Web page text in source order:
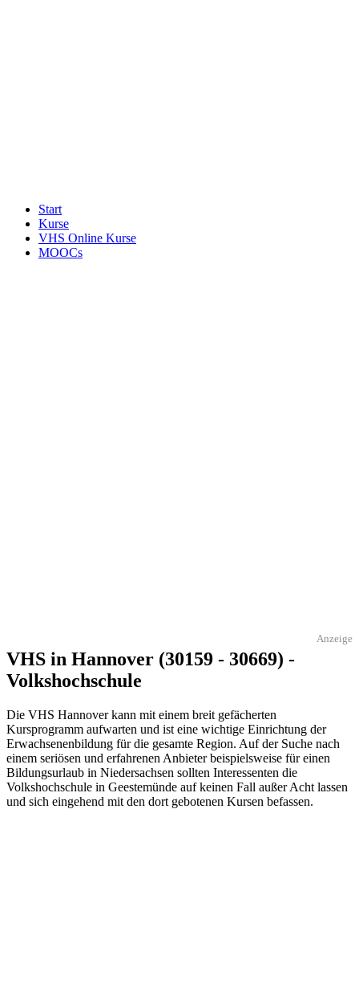
Start
Kurse
VHS Online Kurse
MOOCs
Anzeige
VHS in Hannover (30159 - 30669) -
Volkshochschule
Die VHS Hannover kann mit einem breit gefächerten
Kursprogramm aufwarten und ist eine wichtige Einrichtung der
Erwachsenenbildung für die gesamte Region. Auf der Suche nach
einem seriösen und erfahrenen Anbieter beispielsweise für einen
Bildungsurlaub in Niedersachsen sollten Interessenten die
Volkshochschule in Geestemünde auf keinen Fall außer Acht lassen
und sich eingehend mit den dort gebotenen Kursen befassen.